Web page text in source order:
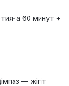
60 минут +
— жігіт